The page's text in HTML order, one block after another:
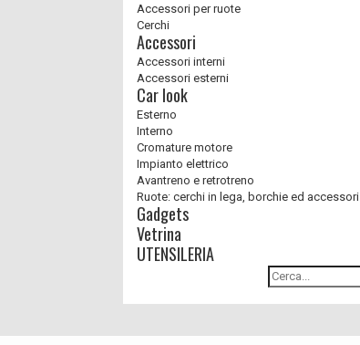
Accessori per ruote
Cerchi
Accessori
Accessori interni
Accessori esterni
Car look
Esterno
Interno
Cromature motore
Impianto elettrico
Avantreno e retrotreno
Ruote: cerchi in lega, borchie ed accessori
Gadgets
Vetrina
UTENSILERIA